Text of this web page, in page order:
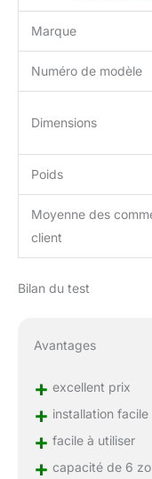
Marque
Numéro de modèle
Dimensions
Poids
Moyenne des
client
Bilan du test
Avantages
+ excellent prix
+ installation facile
+ facile à utiliser
+ capacité de 6